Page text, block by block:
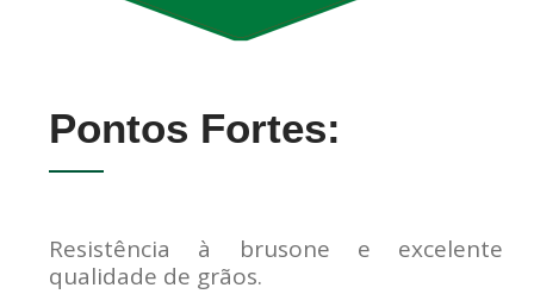
Pontos Fortes:
Resistência à brusone e excelente
qualidade de grãos.